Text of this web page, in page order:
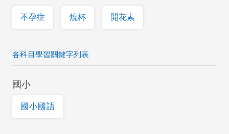
不孕症 燒杯 開花素
各科目學習關鍵字列表
國小
國小國語